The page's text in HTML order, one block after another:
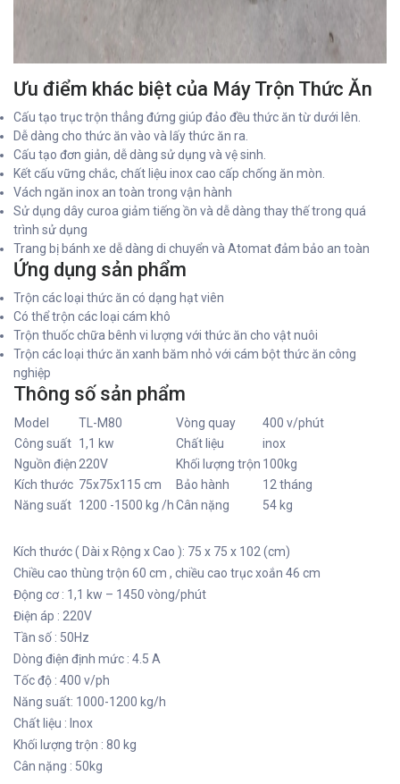
Ưu điểm khác biệt của Máy Trộn Thức Ăn
Cấu tạo trục trộn thẳng đứng giúp đảo đều thức ăn từ dưới lên.
Dễ dàng cho thức ăn vào và lấy thức ăn ra.
Cấu tạo đơn giản, dễ dàng sử dụng và vệ sinh.
Kết cấu vững chắc, chất liệu inox cao cấp chống ăn mòn.
Vách ngăn inox an toàn trong vận hành
Sử dụng dây curoa giảm tiếng ồn và dễ dàng thay thế trong quá
trình sử dụng
Trang bị bánh xe dễ dàng di chuyển và Atomat đảm bảo an toàn
Ứng dụng sản phẩm
Trộn các loại thức ăn có dạng hạt viên
Có thể trộn các loại cám khô
Trộn thuốc chữa bênh vi lượng với thức ăn cho vật nuôi
Trộn các loại thức ăn xanh băm nhỏ với cám bột thức ăn công
nghiệp
Thông số sản phẩm
Model TL-M80 Vòng quay
400 v/phút
Công suất 1,1 kw Chất liệu
inox
Nguồn điện 220V Khối lượng trộn 100kg
Kích thước 75x75x115 cm Bảo hành
12 tháng
Năng suất 1200 -1500 kg /hCân nặng 54 kg
Kích thước ( Dài x Rộng x Cao ): 75 x 75 x 102 (cm)
Chiều cao thùng trộn 60 cm , chiều cao trục xoắn 46 cm
Động cơ : 1,1 kw – 1450 vòng/phút
Điện áp : 220V
Tần số : 50Hz
Dòng điện định mức : 4.5 A
Tốc độ : 400 v/ph
Năng suất: 1000-1200 kg/h
Chất liệu : Inox
Khối lượng trộn : 80 kg
Cân nặng : 50kg